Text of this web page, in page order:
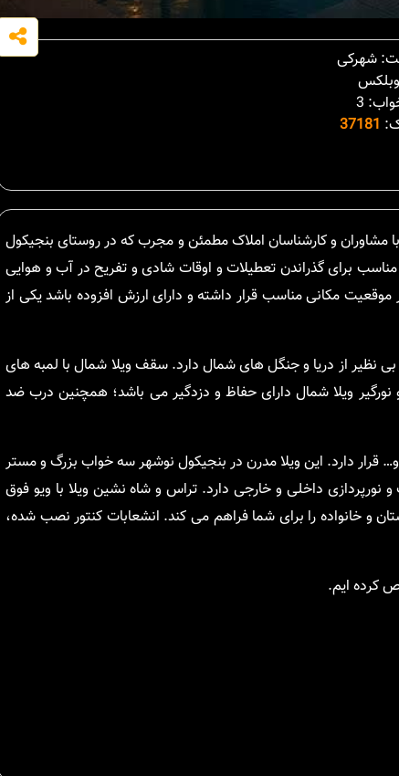
شهرکی
3
37181
و کارشناسان املاک مطمئن و مجرب که در روستای بنجیکول
برای گذراندن تعطیلات و اوقات شادی و تفریح در آب و هوایی
موقعیت مکانی مناسب قرار داشته و دارای ارزش افزوده باشد یکی از
بی نظیر از دریا و جنگل های شمال دارد. سقف ویلا شمال با لمبه های
ویلا شمال دارای حفاظ و دزدگیر می باشد؛ همچنین درب ضد
قرار دارد. این ویلا مدرن در بنجیکول نوشهر سه خواب بزرگ و مستر
داخلی و خارجی دارد. تراس و شاه نشین ویلا با ویو فوق
و خانواده را برای شما فراهم می کند. انشعابات کنتور نصب شده،
کرده ایم.